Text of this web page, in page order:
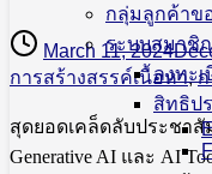
กลุ่มลูกค้าขอ
ระบบสมาชิก
ลงทะ
สิทธิป
March 11, 2024
การสร้างสรรค์เนื้อหา,
สุดยอดเคล็ดลับประชาสั
Generative AI และ AI